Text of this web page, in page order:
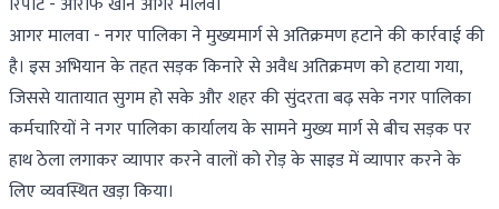
आगर मालवा - नगर पालिका ने मुख्यमार्ग से अतिक्रमण हटाने की कार्रवाई की
है। इस अभियान के तहत सड़क किनारे से अवैध अतिक्रमण को हटाया गया,
जिससे यातायात सुगम हो सके और शहर की सुंदरता बढ़ सके नगर पालिका
कर्मचारियों ने नगर पालिका कार्यालय के सामने मुख्य मार्ग से बीच सड़क पर
हाथ ठेला लगाकर व्यापार करने वालों को रोड़ के साइड में व्यापार करने के
लिए व्यवस्थित खड़ा किया।